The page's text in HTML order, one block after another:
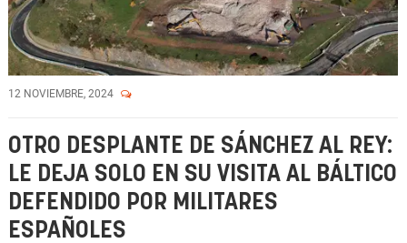
12 NOVIEMBRE, 2024
OTRO DESPLANTE DE SÁNCHEZ AL REY:
LE DEJA SOLO EN SU VISITA AL BÁLTICO
DEFENDIDO POR MILITARES
ESPAÑOLES